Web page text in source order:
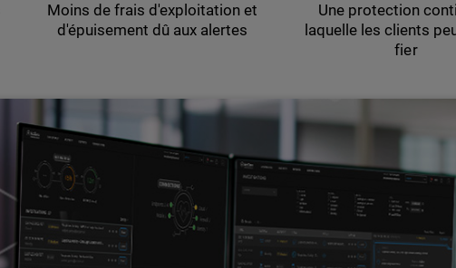
Moins de frais d'exploitation et
d'épuisement dû aux alertes
Une protection
laquelle les clients
fier